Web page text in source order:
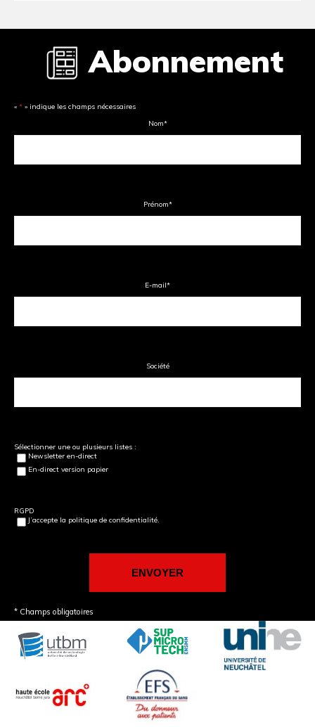
Abonnement
« * » indique les champs nécessaires
Nom*
Prénom*
E-mail*
Société
Sélectionner une ou plusieurs listes :
Newsletter en-direct
En-direct version papier
RGPD
J’accepte la politique de confidentialité.
* Champs obligatoires